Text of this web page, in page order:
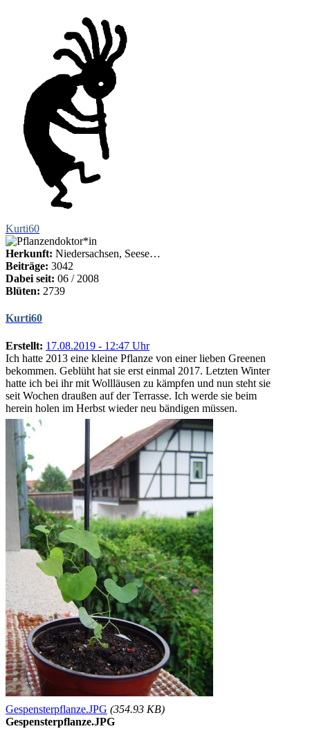
Kurti60
Herkunft: Niedersachsen, Seese…
Beiträge: 3042
Dabei seit: 06 / 2008
Blüten: 2739
Kurti60
Erstellt: 17.08.2019 - 12:47 Uhr
Ich hatte 2013 eine kleine Pflanze von einer lieben Greenen
bekommen. Geblüht hat sie erst einmal 2017. Letzten Winter
hatte ich bei ihr mit Wollläusen zu kämpfen und nun steht sie
seit Wochen draußen auf der Terrasse. Ich werde sie beim
herein holen im Herbst wieder neu bändigen müssen.
Gespensterpflanze.JPG (354.93 KB)
Gespensterpflanze.JPG